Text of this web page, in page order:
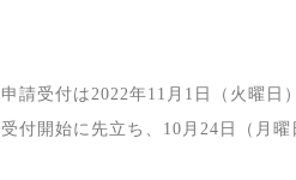
申請受付は2022年11月1日（火曜日
受付開始に先立ち、10月24日（月